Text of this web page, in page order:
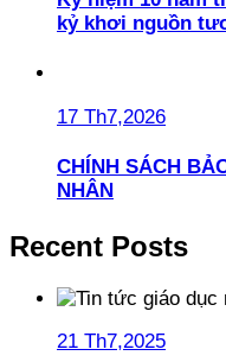
kỷ khơi nguồn
17 Th7,2026
CHÍNH SÁCH
NHÂN
Recent Posts
21 Th7,2025